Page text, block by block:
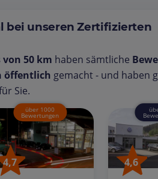
bei unseren Zertifizierten
50 km haben sämtliche
öffentlich gemacht - und haben
Sie.
über 1000
Bewertungen
4,7 4,6